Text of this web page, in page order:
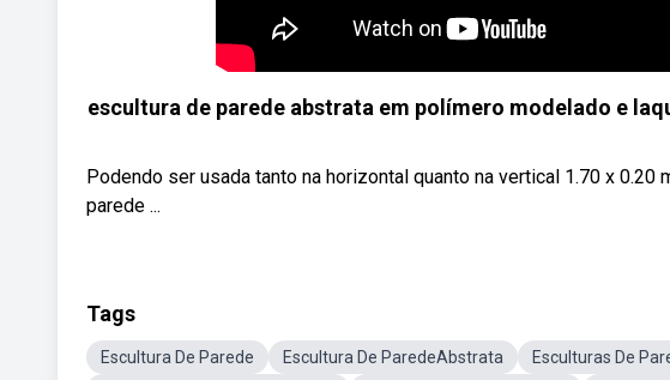
escultura de parede abstrata em polímero modelado e
Podendo ser usada tanto na horizontal quanto na vertical 1.70 x
parede ...
Tags
Escultura De Parede Escultura De ParedeAbstrata Esculturas De